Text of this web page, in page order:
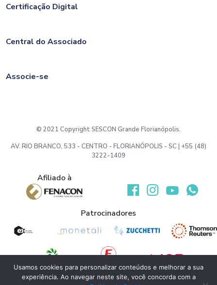
Certificação Digital
Central do Associado
Associe-se
© 2021 Copyright SESCON Grande Florianópolis.
AV. RIO BRANCO, 533 - CENTRO - FLORIANÓPOLIS - SC | +55 (48)
3222-1409
Afiliado à
Desenvolvido por:
Patrocinadores
Apoio
Usamos cookies para personalizar conteúdos e melhorar a sua
experiência. Ao navegar neste site, você concorda com a